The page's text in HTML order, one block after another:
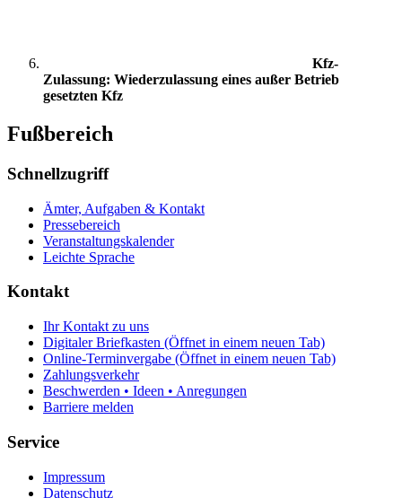
Kfz-
Zulassung: Wiederzulassung eines außer Betrieb
gesetzten Kfz
Fußbereich
Schnellzugriff
Ämter, Aufgaben & Kontakt
Pressebereich
Veranstaltungskalender
Leichte Sprache
Kontakt
Ihr Kontakt zu uns
Digitaler Briefkasten (Öffnet in einem neuen Tab)
Online-Terminvergabe (Öffnet in einem neuen Tab)
Zahlungsverkehr
Beschwerden • Ideen • Anregungen
Barriere melden
Service
Impressum
Datenschutz